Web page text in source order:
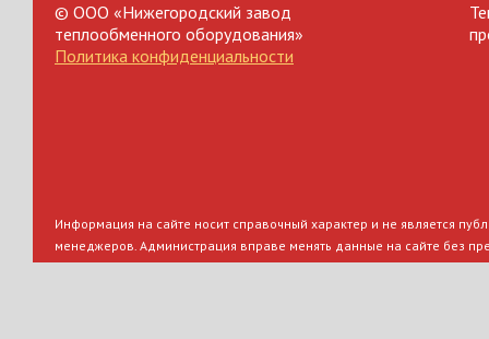
© ООО «Нижегородский завод
теплообменного оборудования»
Политика конфиденциальности
Информация на сайте носит справочный характер и не является
менеджеров. Администрация вправе менять данные на сайте без